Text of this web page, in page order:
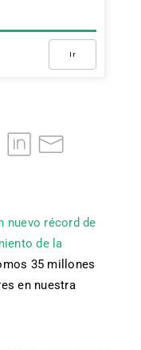
Ir
nuevo récord de
de la
35 millones
en nuestra